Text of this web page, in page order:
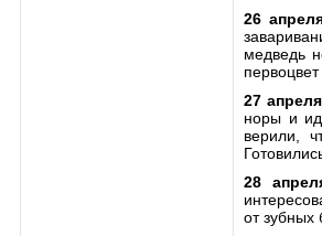
26
медведь
27
норы и
верили,
28
от зубных